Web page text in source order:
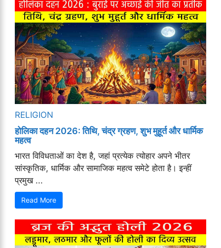
RELIGION
होलिका दहन 2026: तिथि, चंद्र ग्रहण, शुभ मुहूर्त और धार्मिक
महत्व
भारत विविधताओं का देश है, जहां प्रत्येक त्योहार अपने भीतर
सांस्कृतिक, धार्मिक और सामाजिक महत्व समेटे होता है। इन्हीं
प्रमुख ...
Read More